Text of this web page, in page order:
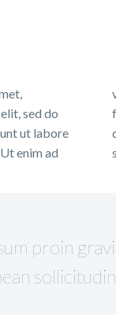
sed do
ut labore
enim ad
proin